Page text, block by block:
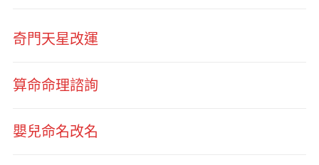
奇門天星改運
算命命理諮詢
嬰兒命名改名